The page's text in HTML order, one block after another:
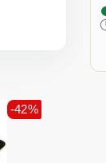
-42%